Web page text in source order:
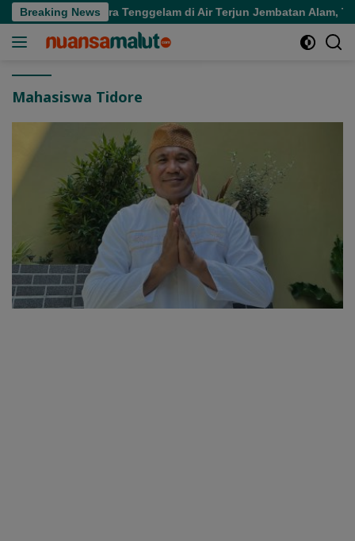
Langsung
ke
Breaking News
Halmahera Utara Tenggelam di Air Terjun Jembatan Alam, Tim
Mahasiswa Tidore